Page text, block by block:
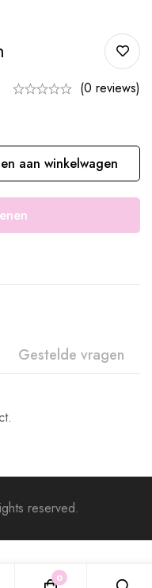
(0 reviews)
aan winkelwagen
Gestelde vragen
reserved.
0